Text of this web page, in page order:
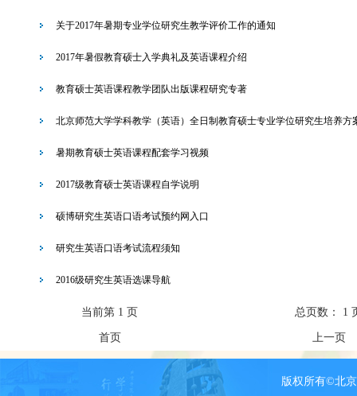
关于2017年暑期专业学位研究生教学评价工作的通知
2017年暑假教育硕士入学典礼及英语课程介绍
教育硕士英语课程教学团队出版课程研究专著
北京师范大学学科教学（英语）全日制教育硕士专业学位研究生培养方
暑期教育硕士英语课程配套学习视频
2017级教育硕士英语课程自学说明
硕博研究生英语口语考试预约网入口
研究生英语口语考试流程须知
2016级研究生英语选课导航
当前第 1 页 总页数： 1
首页 上一页
版权所有©北